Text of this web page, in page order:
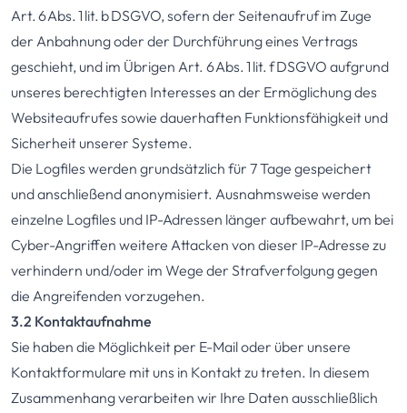
Art. 6 Abs. 1 lit. b DSGVO, sofern der Seitenaufruf im Zuge
der Anbahnung oder der Durchführung eines Vertrags
geschieht, und im Übrigen Art. 6 Abs. 1 lit. f DSGVO aufgrund
unseres berechtigten Interesses an der Ermöglichung des
Websiteaufrufes sowie dauerhaften Funktionsfähigkeit und
Sicherheit unserer Systeme.
Die Logfiles werden grundsätzlich für 7 Tage gespeichert
und anschließend anonymisiert. Ausnahmsweise werden
einzelne Logfiles und IP-Adressen länger aufbewahrt, um bei
Cyber-Angriffen weitere Attacken von dieser IP-Adresse zu
verhindern und/oder im Wege der Strafverfolgung gegen
die Angreifenden vorzugehen.
3.2 Kontaktaufnahme
Sie haben die Möglichkeit per E-Mail oder über unsere
Kontaktformulare mit uns in Kontakt zu treten. In diesem
Zusammenhang verarbeiten wir Ihre Daten ausschließlich